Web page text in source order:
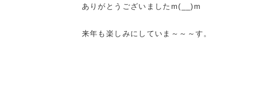
ありがとうございましたm(__)m
来年も楽しみにしていま～～～す。